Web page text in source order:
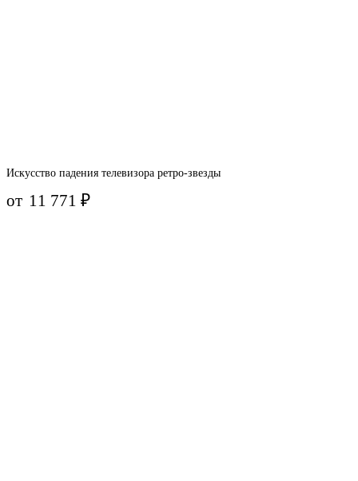
Искусство падения телевизора ретро-звезды
от 11 771₽